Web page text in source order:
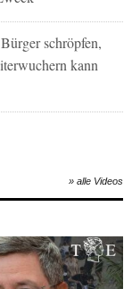
schröpfen,
kann
» alle Videos